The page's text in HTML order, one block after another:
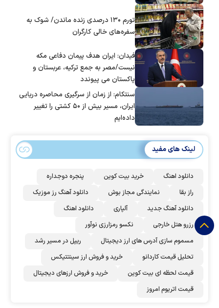
تورم ۱۳۰ درصدی زنده ماندن/ شوک به
سفره‌های خالی کارگران
فیدان: ایران هدف پیمان دفاعی مکه
نیست/مصر به جمع ترکیه، عربستان و
پاکستان می پیوندد
سنتکام: از زمان از سرگیری محاصره دریایی
ایران، مسیر بیش از ۵۰ کشتی را تغییر
داده‌ایم
لینک های مفید
دانلود اهنگ خرید بیت کوین
پنجره دوجداره
راز بقا
نمایندگی مجاز بوش
دانلود آهنگ رز‌ موزیک
دانلود آهنگ جدید
آلپاری
دانلود اهنگ
رزرو هتل خارجی
نکسو رمزارزی نوآور
مسموم سازی آدرس های ارز دیجیتال
ریپل در مسیر رشد
تحلیل قیمت کاردانو
خرید و فروش ارز سینتتیکس
قیمت لحظه ای بیت کوین
خرید و فروش ارزهای دیجیتال
قیمت اتریوم امروز